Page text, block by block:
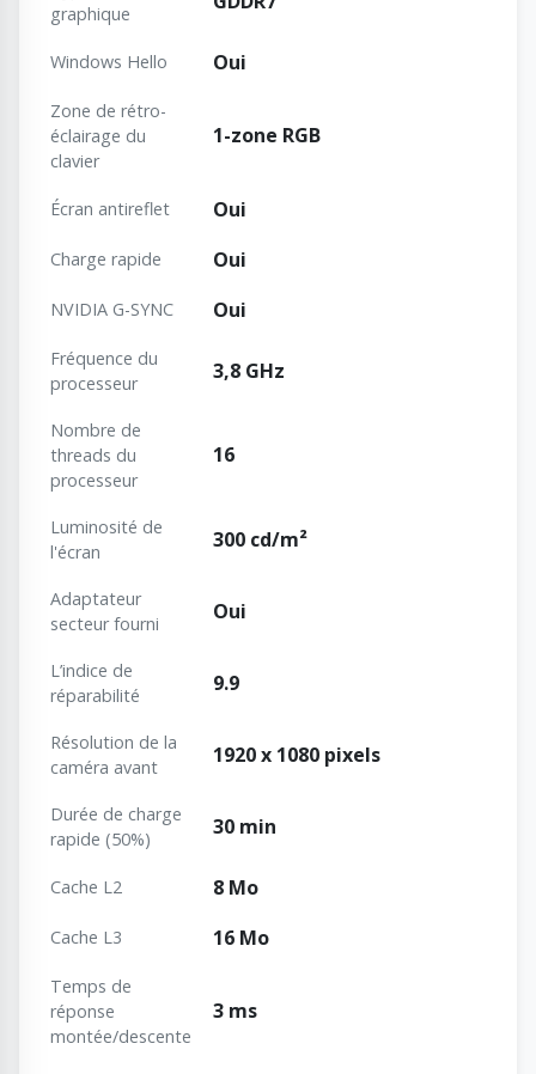
graphique
Windows Hello Oui
Zone de rétro-
éclairage du
clavier
1-zone RGB
Écran antireflet Oui
Charge rapide Oui
NVIDIA G-SYNC Oui
Fréquence du
processeur
3,8 GHz
Nombre de
threads du
processeur
16
Luminosité de
l'écran
300 cd/m²
Adaptateur
secteur fourni
Oui
L’indice de
réparabilité
9.9
Résolution de la
caméra avant
1920 x 1080 pixels
Durée de charge
rapide (50%)
30 min
Cache L2 8 Mo
Cache L3 16 Mo
Temps de
réponse
montée/descente
3 ms